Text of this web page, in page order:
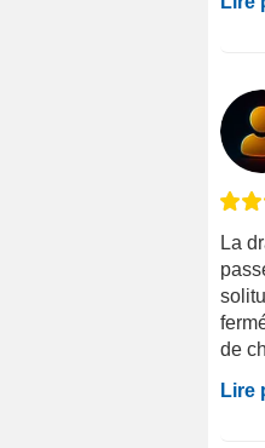
La
de
Lire